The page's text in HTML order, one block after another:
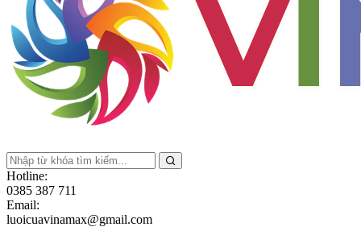
Hotline:
0385 387 711
Email:
luoicuavinamax@gmail.com